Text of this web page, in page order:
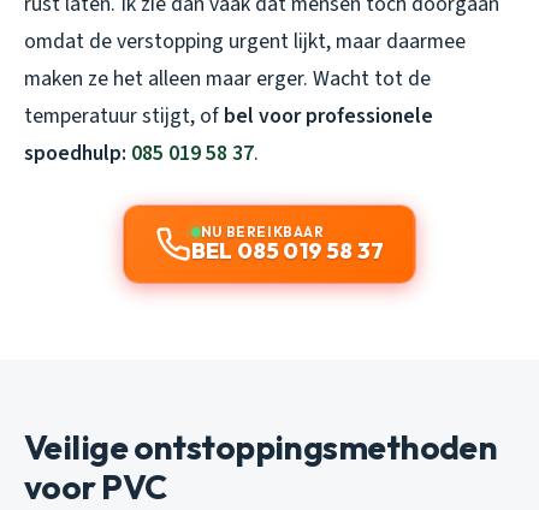
omdat de verstopping urgent lijkt, maar daarmee
maken ze het alleen maar erger. Wacht tot de
temperatuur stijgt, of bel voor professionele
spoedhulp: 085 019 58 37.
NU BEREIKBAAR
BEL 085 019 58 37
Veilige ontstoppingsmethoden
voor PVC